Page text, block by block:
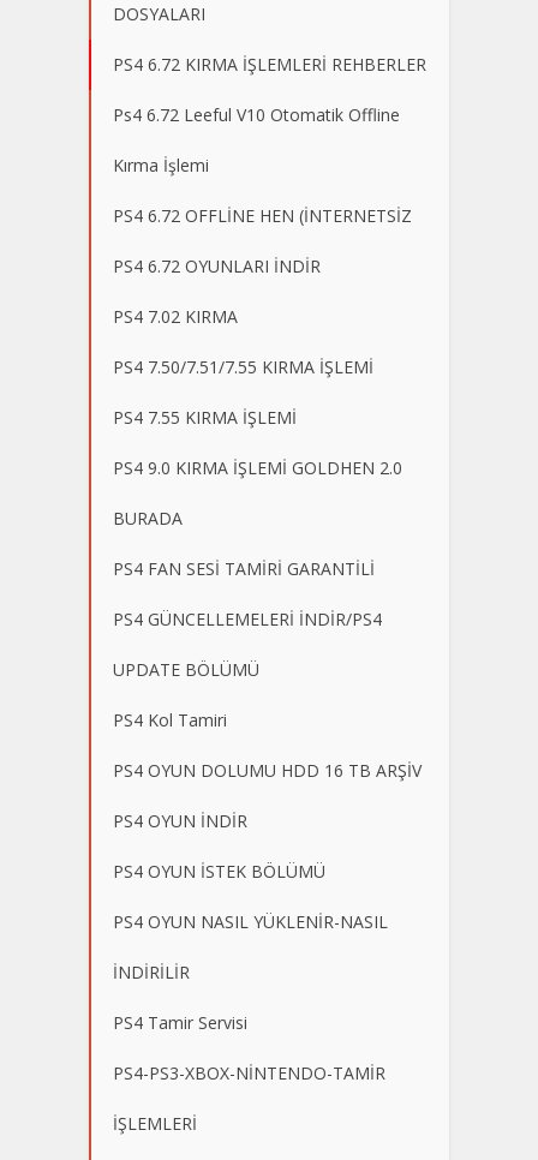
DOSYALARI
PS4 6.72 KIRMA İŞLEMLERİ REHBERLER
Ps4 6.72 Leeful V10 Otomatik Offline
Kırma İşlemi
PS4 6.72 OFFLİNE HEN (İNTERNETSİZ
PS4 6.72 OYUNLARI İNDİR
PS4 7.02 KIRMA
PS4 7.50/7.51/7.55 KIRMA İŞLEMİ
PS4 7.55 KIRMA İŞLEMİ
PS4 9.0 KIRMA İŞLEMİ GOLDHEN 2.0
BURADA
PS4 FAN SESİ TAMİRİ GARANTİLİ
PS4 GÜNCELLEMELERİ İNDİR/PS4
UPDATE BÖLÜMÜ
PS4 Kol Tamiri
PS4 OYUN DOLUMU HDD 16 TB ARŞİV
PS4 OYUN İNDİR
PS4 OYUN İSTEK BÖLÜMÜ
PS4 OYUN NASIL YÜKLENİR-NASIL
İNDİRİLİR
PS4 Tamir Servisi
PS4-PS3-XBOX-NİNTENDO-TAMİR
İŞLEMLERİ